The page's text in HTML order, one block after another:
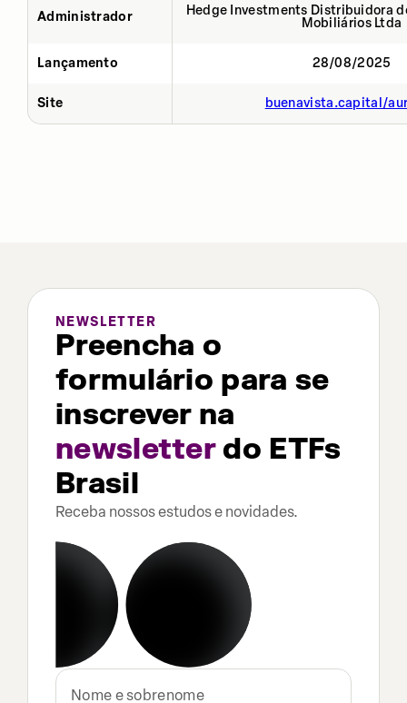
Administrador
Hedge Investments Distribuidora
Mobiliários Ltda
Lançamento 28/08/2025
Site buenavista.capital/
NEWSLETTER
Preencha o
formulário para se
inscrever na
newsletterdo ETFs
Brasil
Receba nossos estudos e novidades.